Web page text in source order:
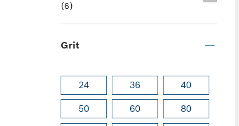
(6)
Grit
24 36 40
50 60 80